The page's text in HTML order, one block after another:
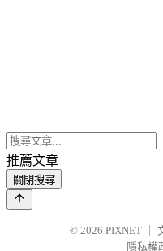
推薦文章
關閉搜尋
© 2026 PIXNET
隱私權